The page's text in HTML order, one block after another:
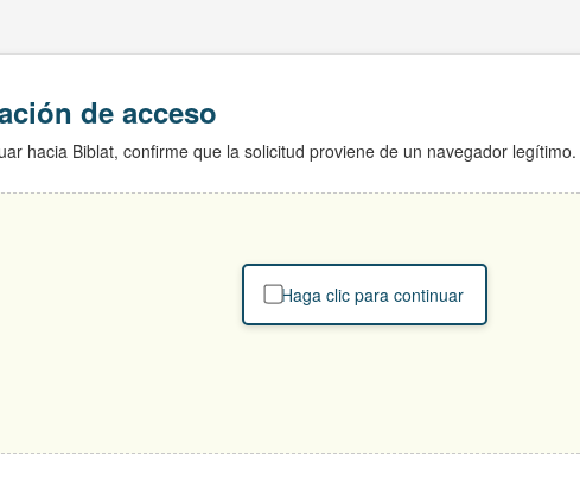
de acceso
hacia Biblat, confirme que la solicitud proviene de un navegador legítimo.
Haga clic para continuar